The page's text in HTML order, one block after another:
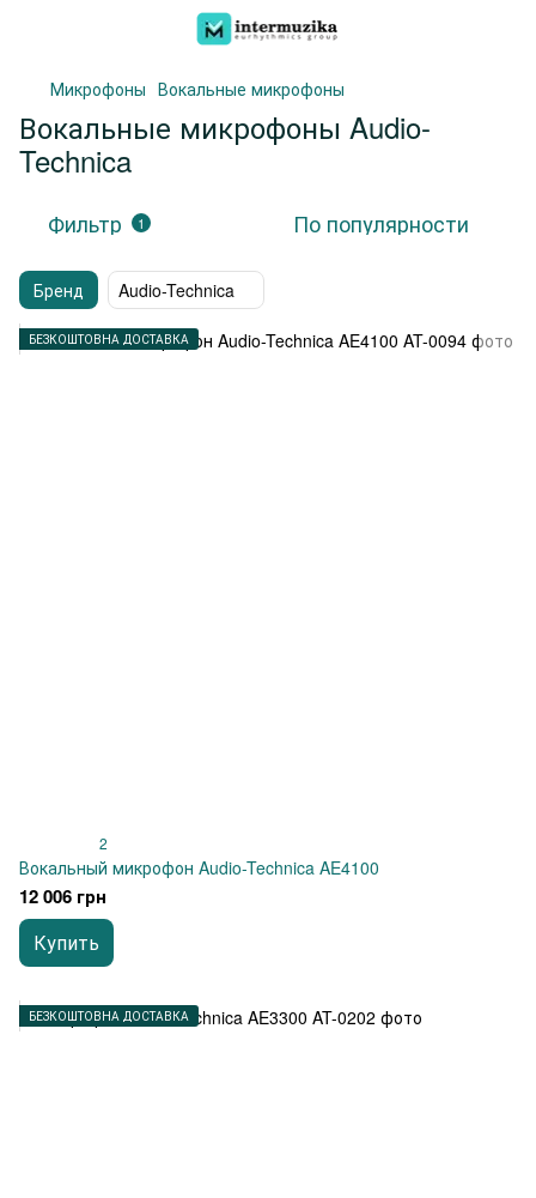
Микрофоны Вокальные микрофоны
Вокальные микрофоны Audio-
Technica
Фильтр 1 По популярности
Бренд Audio-Technica
БЕЗКОШТОВНА ДОСТАВКА
2
Вокальный микрофон Audio-Technica AE4100
12 006 грн
Купить
БЕЗКОШТОВНА ДОСТАВКА